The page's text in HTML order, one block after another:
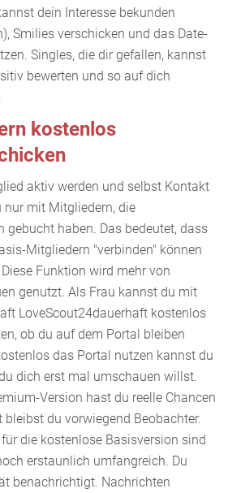
dein Interesse bekunden
Smilies verschicken und das Date-
Singles, die dir gefallen, kannst
bewerten und so auf dich
kostenlos
aktiv werden und selbst Kontakt
mit Mitgliedern, die
gebucht haben. Das bedeutet, dass
Mitgliedern "verbinden" können
Funktion wird mehr von
genutzt. Als Frau kannst du mit
LoveScout24dauerhaft kostenlos
ob du auf dem Portal bleiben
das Portal nutzen kannst du
dich erst mal umschauen willst.
Version hast du reelle Chancen
bleibst du vorwiegend Beobachter.
die kostenlose Basisversion sind
erstaunlich umfangreich. Du
benachrichtigt. Nachrichten